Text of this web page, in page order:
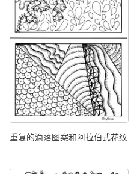
重复的滴落图案和阿拉伯式花纹